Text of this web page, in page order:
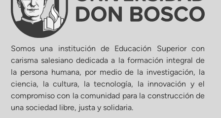
Somos una institución de Educación Superior con
carisma salesiano dedicada a la formación integral de
la persona humana, por medio de la investigación, la
ciencia, la cultura, la tecnología, la innovación y el
compromiso con la comunidad para la construcción de
una sociedad libre, justa y solidaria.